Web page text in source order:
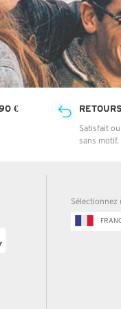
€ RETOURS
Satisfait
sans motif.
Sélectionnez